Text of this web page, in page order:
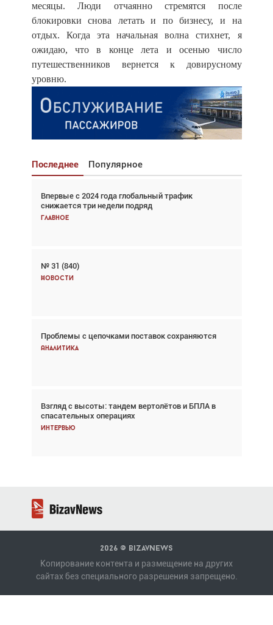
месяцы. Люди отчаянно стремятся после
блокировки снова летать и по бизнесу, и на
отдых. Когда эта начальная волна стихнет, я
ожидаю, что в конце лета и осенью число
путешественников вернется к довирусному
уровню.
Последнее Популярное
Впервые с 2024 года глобальный трафик
снижается три недели подряд
Главное
№ 31 (840)
Новости
Проблемы с цепочками поставок сохраняются
Аналитика
Взгляд с высоты: тандем вертолётов и БПЛА в
спасательных операциях
Интервью
Взгляд с высоты: тандем вертолётов и БПЛА в
спасательных операциях
Главное
Авиационный фотограф Дэйв Кох: «Фотография
говорит сама за себя... а ИИ всё портит»
Впервые с 2024 года глобальный трафик
снижается три недели подряд
Частный самолёт – это актив. Подходите к
покупке соответствующим образом
Интервью
2026 © BizavNews
Копирование контента и размещение на других
сайтах без специального разрешения запрещено.